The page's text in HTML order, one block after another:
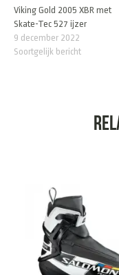
Viking Gold 2005 XBR met
Skate-Tec 527 ijzer
9 december 2022
Soortgelijk bericht